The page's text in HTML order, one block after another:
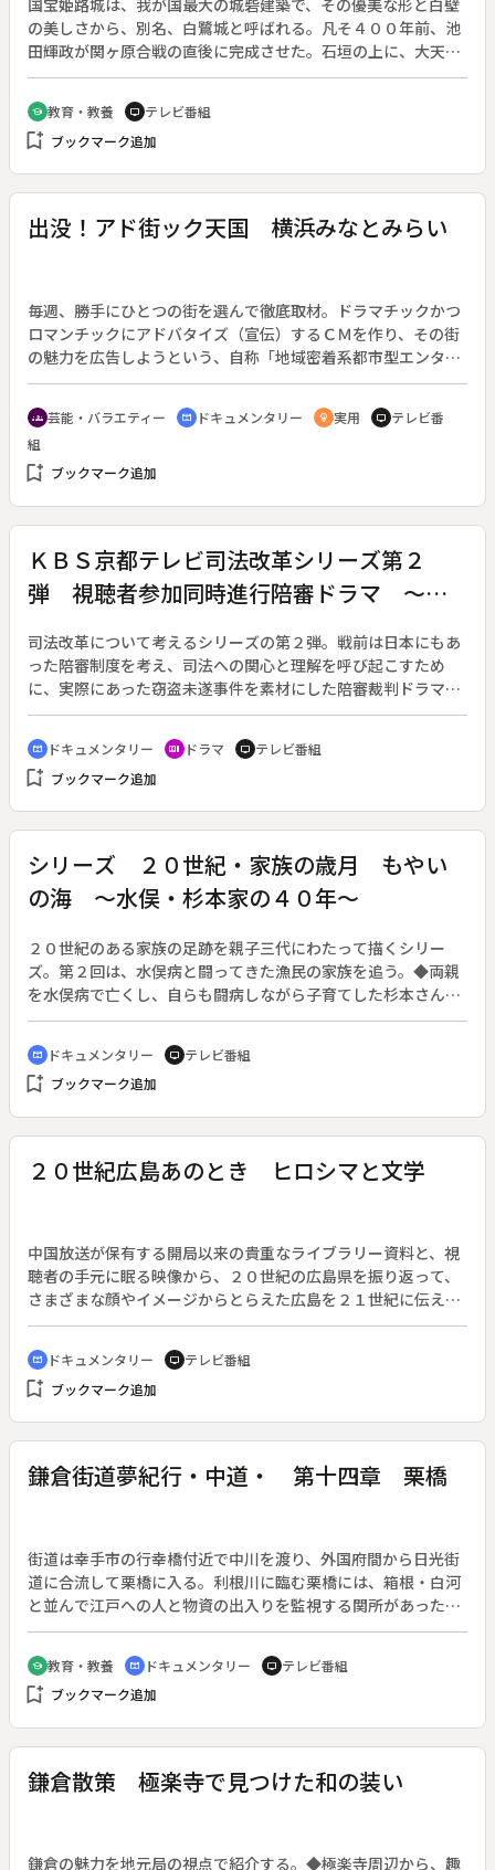
国宝姫路城は、我が国最大の城砦建築で、その優美な形と白壁
の美しさから、別名、白鷺城と呼ばれる。凡そ４００年前、池
田輝政が関ヶ原合戦の直後に完成させた。石垣の上に、大天守
閣と三つの小天守が聳え立ち、大小様々な形の屋根が重なり合
って、威容を誇っている。同時に、十の門と曲がりくねった通
路と白壁には、無数の鉄砲狭間、弓狭間が穿たれ、槍や石を落
とす仕掛けなど、戦う城としての工夫も随所になされている。
大天主【国宝】、姫路城小天主【国宝】、姫路城菱の門、いの
門、ろの門、はの門、にの門【重文】
school 教育・教養 tv テレビ番組
bookmark_add ブックマーク追加
出没！アド街ック天国 横浜みなとみらい
毎週、勝手にひとつの街を選んで徹底取材。ドラマチックかつ
ロマンチックにアドバタイズ（宣伝）するＣＭを作り、その街
の魅力を広告しようという、自称「地域密着系都市型エンター
テインメント」。（１９９５年４月１５日開始）◆横浜みなと
みらいと新港地区にスポットをあて、ランドマークタワー、ク
イーンズスクエア、横浜美術館などを紹介する。明治から大正
にかけて建造された赤レンガ倉庫は２００２年に文化施設、商
業施設としてリニューアルオープンの予定。
groups 芸能・バラエティー cinematic_blur ドキュメンタリー emoji_objects 実用 tv テレビ番
組
bookmark_add ブックマーク追加
ＫＢＳ京都テレビ司法改革シリーズ第２
弾 視聴者参加同時進行陪審ドラマ ～あ
司法改革について考えるシリーズの第２弾。戦前は日本にもあ
った陪審制度を考え、司法への関心と理解を呼び起こすため
に、実際にあった窃盗未遂事件を素材にした陪審裁判ドラマ
と、司法関係者ら識者による討論の２部で構成する。◆ドラマ
には、京都地裁から移築して立命館大学校内に現物保存されて
いる陪審法廷を使用。陪審員は一般公募して１２人を選び、平
行して番組視聴者にも陪審員になったつもりで評決に参加、意
cinematic_blur ドキュメンタリー recent_actors ドラマ tv テレビ番組
bookmark_add ブックマーク追加
シリーズ ２０世紀・家族の歳月 もやい
の海 ～水俣・杉本家の４０年～
２０世紀のある家族の足跡を親子三代にわたって描くシリー
ズ。第２回は、水俣病と闘ってきた漁民の家族を追う。◆両親
を水俣病で亡くし、自らも闘病しながら子育てした杉本さん
は、小中学生へ水俣病を語り継ぐ試みを始めた。親子の葛藤、
地域社会との葛藤。公害は人の身体だけでなく、絆をも深く傷
つけた。
cinematic_blur ドキュメンタリー tv テレビ番組
bookmark_add ブックマーク追加
２０世紀広島あのとき ヒロシマと文学
中国放送が保有する開局以来の貴重なライブラリー資料と、視
聴者の手元に眠る映像から、２０世紀の広島県を振り返って、
さまざまな顔やイメージからとらえた広島を２１世紀に伝え
る。◆この回は「ヒロシマと文字」。
cinematic_blur ドキュメンタリー tv テレビ番組
bookmark_add ブックマーク追加
鎌倉街道夢紀行・中道・ 第十四章 栗橋
街道は幸手市の行幸橋付近で中川を渡り、外国府間から日光街
道に合流して栗橋に入る。利根川に臨む栗橋には、箱根・白河
と並んで江戸への人と物資の出入りを監視する関所があった。
近くにある焙烙地蔵堂は、関所破りで処刑された罪人を供養す
る。栗橋駅の東には、静御前の墓がある。奥州平泉に逃れた義
経を追って来たものの、義経の死を知ってついにこの地で帰ら
ぬ人となったと伝えられる。一方、外国府間から五霞町に至る
school 教育・教養 cinematic_blur ドキュメンタリー tv テレビ番組
bookmark_add ブックマーク追加
鎌倉散策 極楽寺で見つけた和の装い
鎌倉の魅力を地元局の視点で紹介する。◆極楽寺周辺から、趣